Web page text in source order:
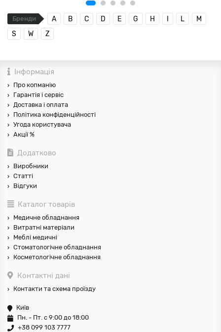
Бренди A B C D E G H I L
M
S
W Z
Інформація
Про копманію
Гарантія і сервіс
Доставка і оплата
Політика конфіденційності
Угода користувача
Акції %
Додатково
Виробники
Статті
Відгуки
Каталог товарів
Медичне обладнання
Витратні матеріали
Меблі медичні
Стоматологічне обладнання
Косметологічне обладнання
Контактні дані
Контакти та схема проїзду
Київ
Пн. - Пт. с 9:00 до 18:00
+38 099 103 7777